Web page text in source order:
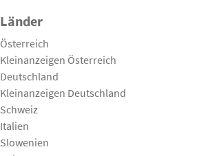
Länder
Österreich
Kleinanzeigen Österreich
Deutschland
Kleinanzeigen Deutschland
Schweiz
Italien
Slowenien